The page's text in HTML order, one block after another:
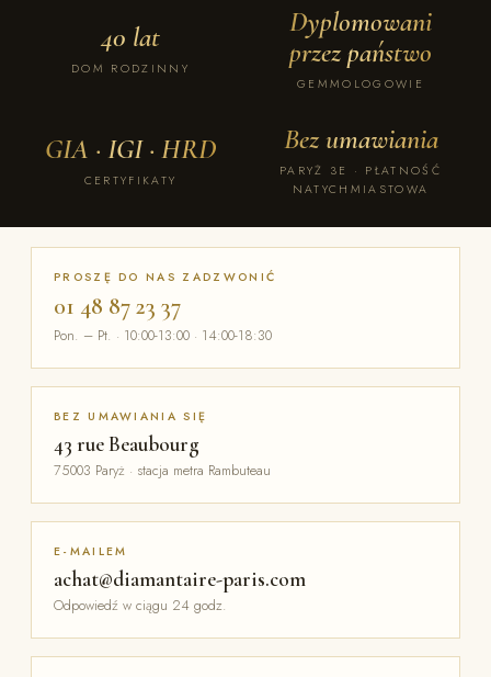
40 lat
DOM RODZINNY
Dyplomowani
przez państwo
GEMMOLOGOWIE
GIA · IGI · HRD
CERTYFIKATY
Bez umawiania
PARYŻ 3E · PŁATNOŚĆ
NATYCHMIASTOWA
PROSZĘ DO NAS ZADZWONIĆ
01 48 87 23 37
Pon. – Pt. · 10:00-13:00 · 14:00-18:30
BEZ UMAWIANIA SIĘ
43 rue Beaubourg
75003 Paryż · stacja metra Rambuteau
E-MAILEM
achat@diamantaire-paris.com
Odpowiedź w ciągu 24 godz.